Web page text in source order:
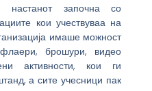
настанот започна со
кои учествуваа на
имаше можност
брошури, видео
активности, кои ги
а сите учесници пак